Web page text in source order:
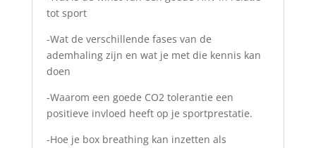
tot sport
-Wat de verschillende fases van de
ademhaling zijn en wat je met die kennis kan
doen
-Waarom een goede CO2 tolerantie een
positieve invloed heeft op je sportprestatie.
-Hoe je box breathing kan inzetten als